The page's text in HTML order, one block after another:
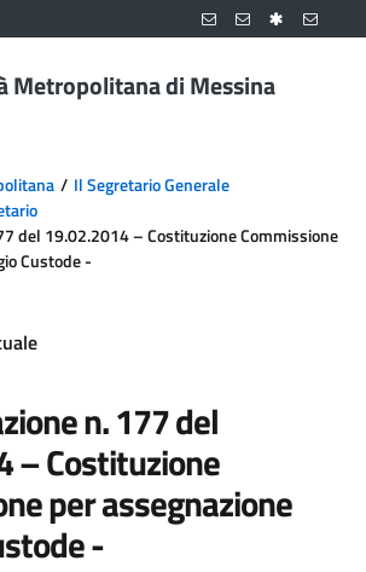
Metropolitana di Messina
Il Segretario Generale
del 19.02.2014 – Costituzione Commissione
Custode -
n. 177 del
– Costituzione
per assegnazione
-